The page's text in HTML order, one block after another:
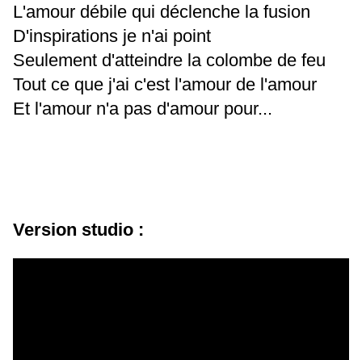
L'amour débile qui déclenche la fusion
D'inspirations je n'ai point
Seulement d'atteindre la colombe de feu
Tout ce que j'ai c'est l'amour de l'amour
Et l'amour n'a pas d'amour pour...
Version studio :